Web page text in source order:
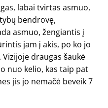
labai tvirtas asmuo,
bendrovę,
asmuo, žengiantis į
jam į akis, po ko jo
draugas šaukė
nuo kelio, kas taip pat
jis jo nemačė beveik 7